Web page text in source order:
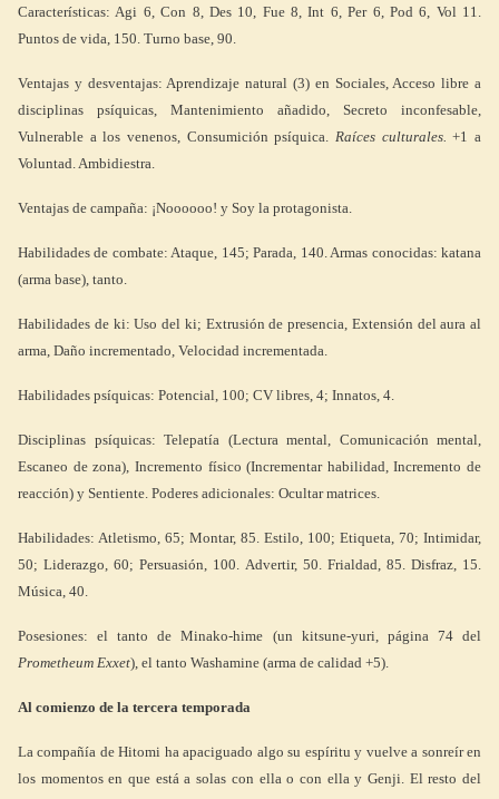
Características: Agi 6, Con 8, Des 10, Fue 8, Int 6, Per 6, Pod 6, Vol 11.
Puntos de vida, 150. Turno base, 90.
Ventajas y desventajas: Aprendizaje natural (3) en Sociales, Acceso libre a
disciplinas psíquicas, Mantenimiento añadido, Secreto inconfesable,
Vulnerable a los venenos, Consumición psíquica. Raíces culturales. +1 a
Voluntad. Ambidiestra.
Ventajas de campaña: ¡Noooooo! y Soy la protagonista.
Habilidades de combate: Ataque, 145; Parada, 140. Armas conocidas: katana
(arma base), tanto.
Habilidades de ki: Uso del ki; Extrusión de presencia, Extensión del aura al
arma, Daño incrementado, Velocidad incrementada.
Habilidades psíquicas: Potencial, 100; CV libres, 4; Innatos, 4.
Disciplinas psíquicas: Telepatía (Lectura mental, Comunicación mental,
Escaneo de zona), Incremento físico (Incrementar habilidad, Incremento de
reacción) y Sentiente. Poderes adicionales: Ocultar matrices.
Habilidades: Atletismo, 65; Montar, 85. Estilo, 100; Etiqueta, 70; Intimidar,
50; Liderazgo, 60; Persuasión, 100. Advertir, 50. Frialdad, 85. Disfraz, 15.
Música, 40.
Posesiones: el tanto de Minako-hime (un kitsune-yuri, página 74 del
Prometheum Exxet), el tanto Washamine (arma de calidad +5).
Al comienzo de la tercera temporada
La compañía de Hitomi ha apaciguado algo su espíritu y vuelve a sonreír en
los momentos en que está a solas con ella o con ella y Genji. El resto del